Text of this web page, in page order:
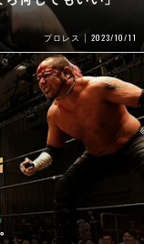
プロレス 2023/10/11